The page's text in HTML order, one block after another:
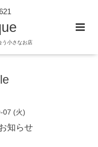
う小さなお店
07 (火)
知らせ